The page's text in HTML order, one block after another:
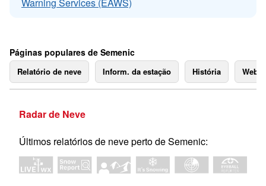
Páginas populares de Semenic
Relatório de neve Inform. da estação História
Radar de Neve
Últimos relatórios de neve perto de Semenic: